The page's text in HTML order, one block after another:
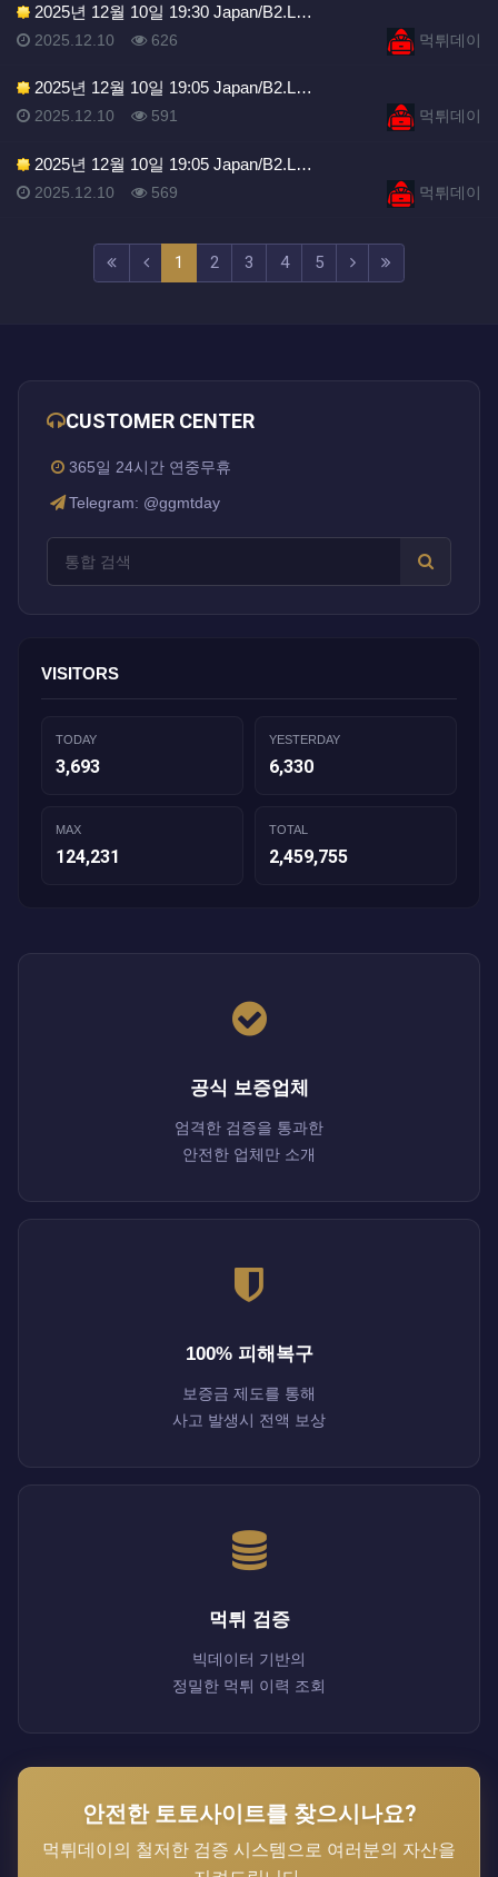
2025년 12월 10일 19:30 Japan/B2.L…
등록자먹튀데이
등록일
2025.12.10 조회
626
2025년 12월 10일 19:05 Japan/B2.L…
등록자먹튀데이
등록일
2025.12.10 조회
591
2025년 12월 10일 19:05 Japan/B2.L…
등록자먹튀데이
등록일
2025.12.10 조회
569
1 (current)
2 3 4 5 (next)
CUSTOMER CENTER
365일 24시간 연중무휴
Telegram: @ggmtday
VISITORS
TODAY
3,693
YESTERDAY
6,330
MAX
124,231
TOTAL
2,459,755
공식 보증업체
엄격한 검증을 통과한
안전한 업체만 소개
100% 피해복구
보증금 제도를 통해
사고 발생시 전액 보상
먹튀 검증
빅데이터 기반의
정밀한 먹튀 이력 조회
안전한 토토사이트를 찾으시나요?
먹튀데이의 철저한 검증 시스템으로 여러분의 자산을